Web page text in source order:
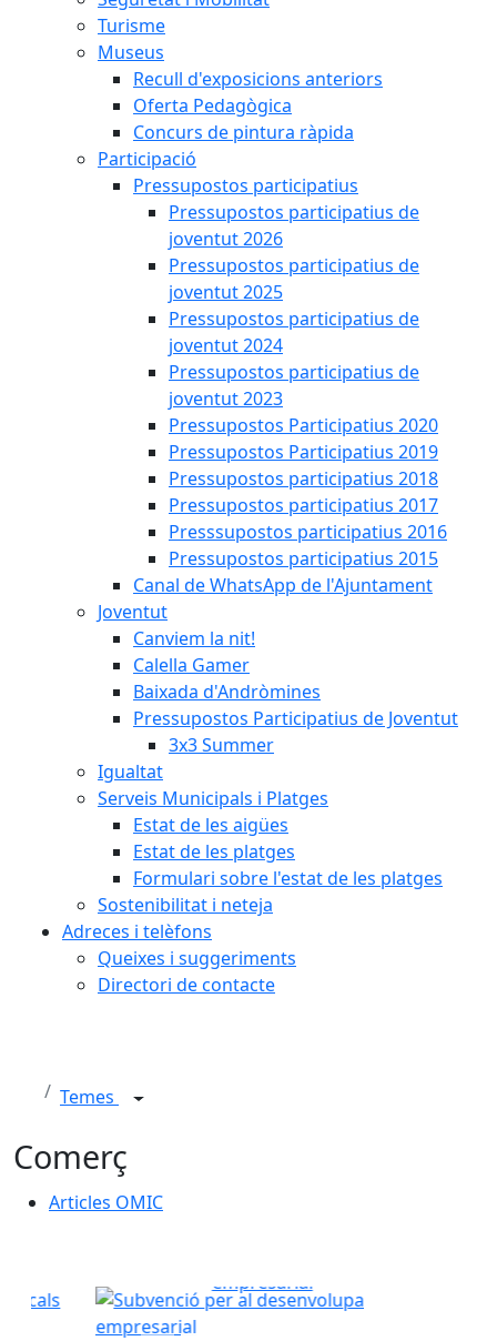
Turisme
Museus
Recull d'exposicions anteriors
Oferta Pedagògica
Concurs de pintura ràpida
Participació
Pressupostos participatius
Pressupostos participatius de
joventut 2026
Pressupostos participatius de
joventut 2025
Pressupostos participatius de
joventut 2024
Pressupostos participatius de
joventut 2023
Pressupostos Participatius 2020
Pressupostos Participatius 2019
Pressupostos participatius 2018
Pressupostos participatius 2017
Presssupostos participatius 2016
Pressupostos participatius 2015
Canal de WhatsApp de l'Ajuntament
Joventut
Canviem la nit!
Calella Gamer
Baixada d'Andròmines
Pressupostos Participatius de Joventut
3x3 Summer
Igualtat
Serveis Municipals i Platges
Estat de les aigües
Estat de les platges
Formulari sobre l'estat de les platges
Sostenibilitat i neteja
Adreces i telèfons
Queixes i suggeriments
Directori de contacte
Temes
Comerç
Articles OMIC
Subvenció per al desenvolupament empresarial
empresarial